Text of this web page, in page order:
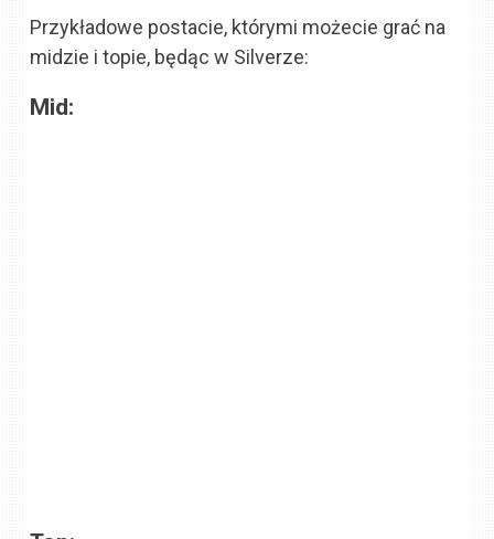
Przykładowe postacie, którymi możecie grać na
midzie i topie, będąc w Silverze:
Mid: